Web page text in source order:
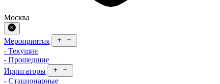
Москва
Мероприятия
- Текущие
- Прошедшие
Ирригаторы
- Стационарные